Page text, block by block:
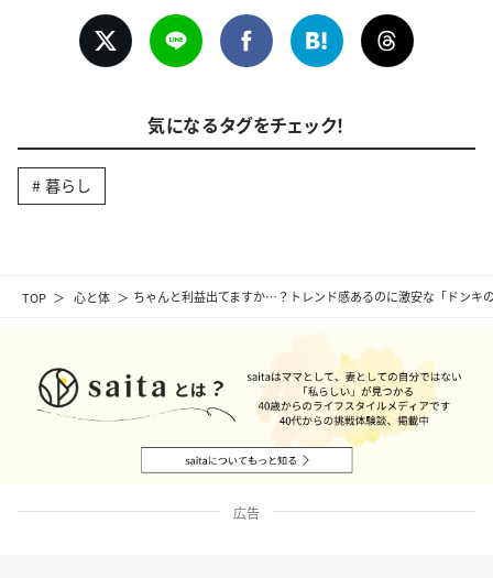
TOP 心と体 ちゃんと利益出てますか…？トレンド感あるのに激安な「ドンキ
気になるタグをチェック！
暮らし
広告